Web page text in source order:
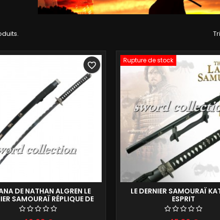
DE NATHAN ALGREN LE
SAMOURAÏ RÉPLIQUE DE
COLLECTION 104CM
favorite_border
Rupture de stock
LE DERNIER SAMOURAÏ
ESPRIT